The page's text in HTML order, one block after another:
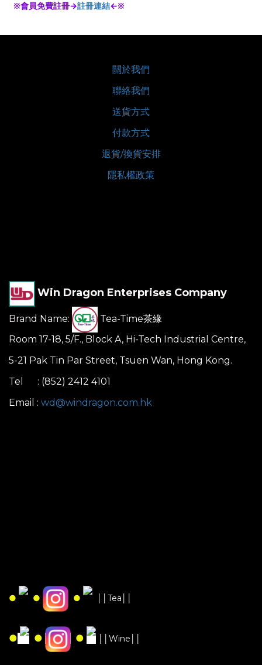
※會員免費註冊→註冊連結←※
關於我們
聯絡我們
送貨方式
付款方式
退貨/換貨安排
隱私權政策
Win Dragon Enterprises Company
Brand Name:
Tea-Time茶緣
Room 17-18, 5/F., Block A, Hi-Tech Industrial Centre,
5-21 Pak Tin Par Street, Tsuen Wan, Hong Kong.
Tel : (852) 2412 4101
Email : wd@windragon.com.hk
● ● ● ││Tea││
● ● ● ││Wine││